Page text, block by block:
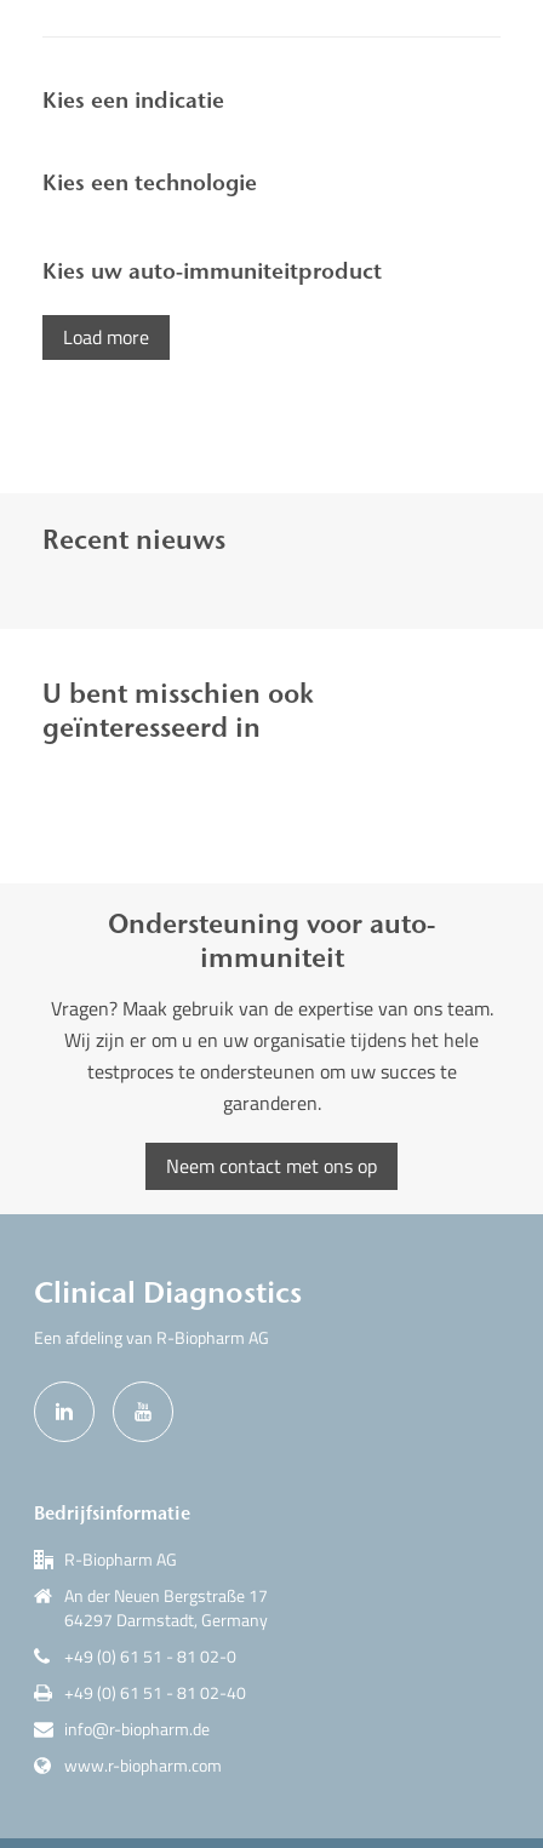
Kies een indicatie
Kies een technologie
Kies uw auto-immuniteitproduct
Load more
Recent nieuws
U bent misschien ook
geïnteresseerd in
Ondersteuning voor auto-
immuniteit
Vragen? Maak gebruik van de expertise van ons team.
Wij zijn er om u en uw organisatie tijdens het hele
testproces te ondersteunen om uw succes te
garanderen.
Neem contact met ons op
Clinical Diagnostics
Een afdeling van R-Biopharm AG
Bedrijfsinformatie
R-Biopharm AG
An der Neuen Bergstraße 17
64297 Darmstadt, Germany
+49 (0) 61 51 - 81 02-0
+49 (0) 61 51 - 81 02-40
info@r-biopharm.de
www.r-biopharm.com